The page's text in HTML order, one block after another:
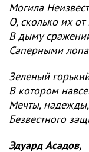
Могила
О, сколько их
В дыму
Саперными
Зеленый
В котором
Мечты,
Безвестного
Эдуард Асадов,